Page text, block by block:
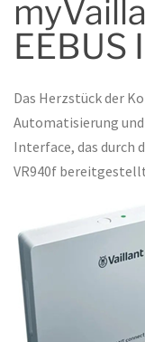
EEBUS
Das Herzstück der
Automatisierung und
Interface, das
VR940f